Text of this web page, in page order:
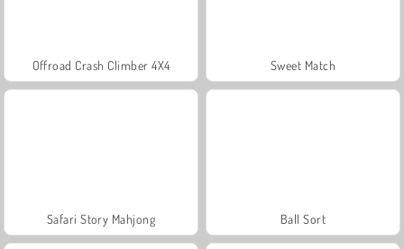
Offroad Crash Climber 4X4 Sweet Match
Safari Story Mahjong Ball Sort